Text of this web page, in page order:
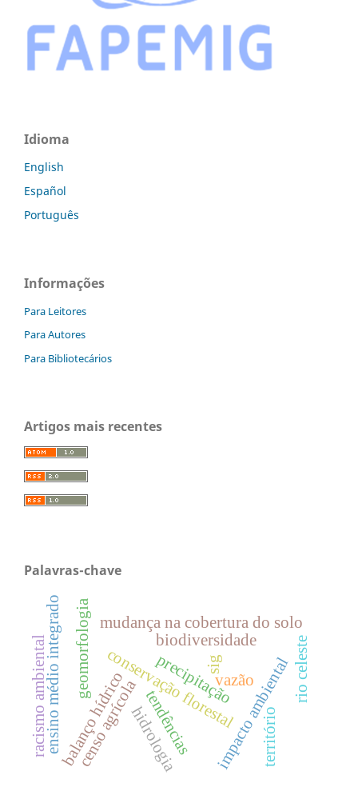
Idioma
English
Español
Português
Informações
Para Leitores
Para Autores
Para Bibliotecários
Artigos mais recentes
Palavras-chave
conservação florestalimpacto ambiental
censo agrícola
biodiversidade
mudança na cobertura do solo
rio celeste
tendências
precipitaçãovazão
balanço hídrico
geomorfologia
hidrologia território
ensino médio integrado
racismo ambiental sig